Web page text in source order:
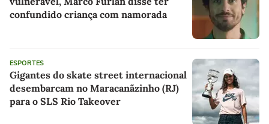
confundido criança com namorada
ESPORTES
Gigantes do skate street internacional
desembarcam no Maracanãzinho (RJ)
para o SLS Rio Takeover